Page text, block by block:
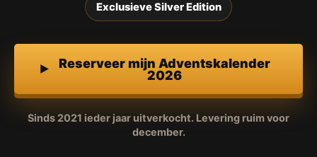
Exclusieve Silver Edition
Reserveer mijn Adventskalender
2026
Sinds 2021 ieder jaar uitverkocht. Levering ruim voor
december.